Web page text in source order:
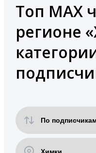
Топ MAX
регионе